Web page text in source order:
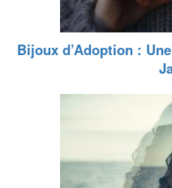
Bijoux d’Adoption :